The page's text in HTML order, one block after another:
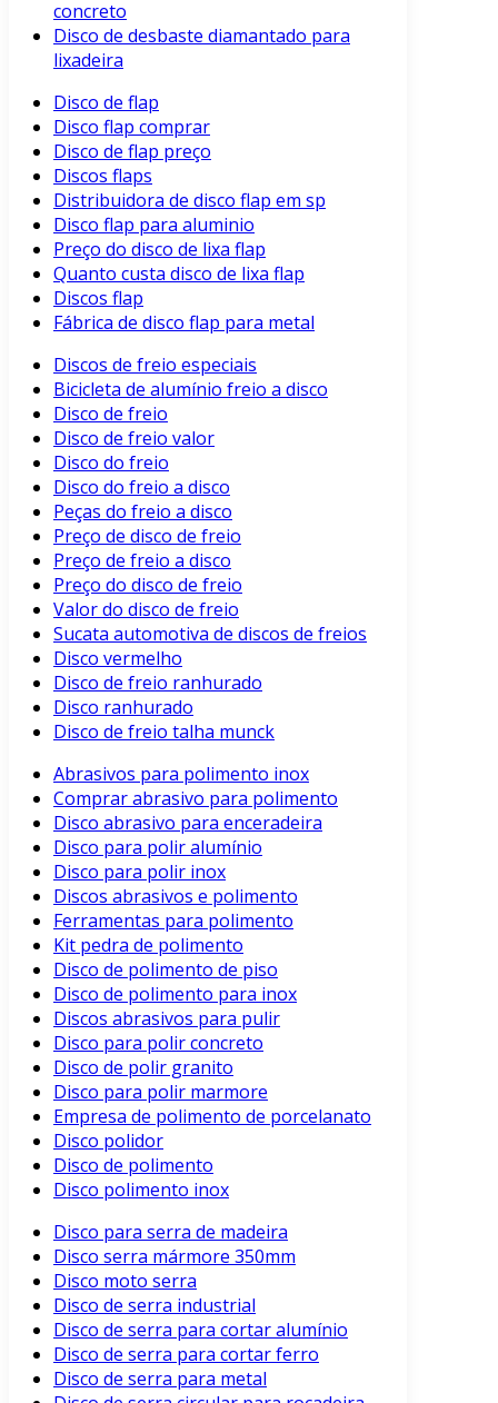
concreto
Disco de desbaste diamantado para
lixadeira
Disco de flap
Disco flap comprar
Disco de flap preço
Discos flaps
Distribuidora de disco flap em sp
Disco flap para aluminio
Preço do disco de lixa flap
Quanto custa disco de lixa flap
Discos flap
Fábrica de disco flap para metal
Discos de freio especiais
Bicicleta de alumínio freio a disco
Disco de freio
Disco de freio valor
Disco do freio
Disco do freio a disco
Peças do freio a disco
Preço de disco de freio
Preço de freio a disco
Preço do disco de freio
Valor do disco de freio
Sucata automotiva de discos de freios
Disco vermelho
Disco de freio ranhurado
Disco ranhurado
Disco de freio talha munck
Abrasivos para polimento inox
Comprar abrasivo para polimento
Disco abrasivo para enceradeira
Disco para polir alumínio
Disco para polir inox
Discos abrasivos e polimento
Ferramentas para polimento
Kit pedra de polimento
Disco de polimento de piso
Disco de polimento para inox
Discos abrasivos para pulir
Disco para polir concreto
Disco de polir granito
Disco para polir marmore
Empresa de polimento de porcelanato
Disco polidor
Disco de polimento
Disco polimento inox
Disco para serra de madeira
Disco serra mármore 350mm
Disco moto serra
Disco de serra industrial
Disco de serra para cortar alumínio
Disco de serra para cortar ferro
Disco de serra para metal